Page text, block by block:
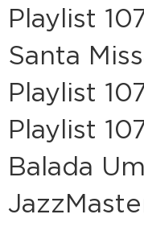
Playlist
Santa
Playlist
Playlist
Balada